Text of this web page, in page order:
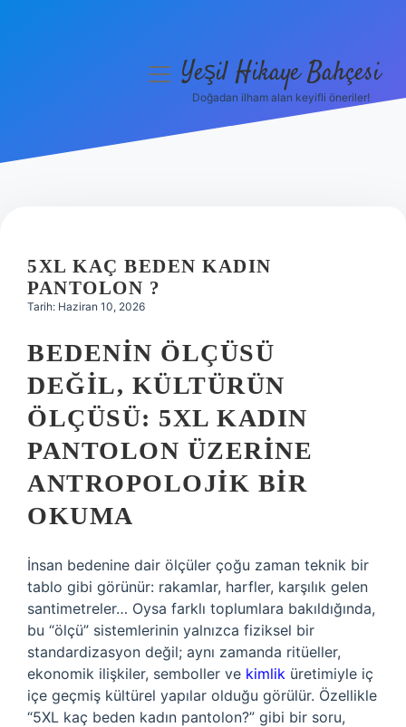
Hakkımızda
menüyüYeşil Hikaye Bahçesi
Doğadan ilham alan keyifli öneriler!
5XL KAÇ BEDEN KADIN
PANTOLON ?
Tarih: Haziran 10, 2026
BEDENIN ÖLÇÜSÜ
DEĞIL, KÜLTÜRÜN
ÖLÇÜSÜ: 5XL KADIN
PANTOLON ÜZERINE
ANTROPOLOJIK BIR
OKUMA
İnsan bedenine dair ölçüler çoğu zaman teknik bir
tablo gibi görünür: rakamlar, harfler, karşılık gelen
santimetreler… Oysa farklı toplumlara bakıldığında,
bu “ölçü” sistemlerinin yalnızca fiziksel bir
standardizasyon değil; aynı zamanda ritüeller,
ekonomik ilişkiler, semboller ve kimlik üretimiyle iç
içe geçmiş kültürel yapılar olduğu görülür. Özellikle
“5XL kaç beden kadın pantolon?” gibi bir soru,